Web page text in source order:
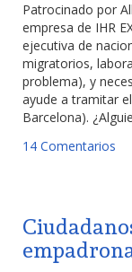
Patrocinado por
empresa de IHR
ejecutiva de
migratorios,
problema), y
ayude a tramitar
Barcelona).
14 Comentarios